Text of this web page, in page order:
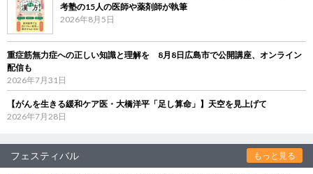
考塾の15人の医師や薬剤師が執筆
2026年8月5日
重症筋無力症への正しい知識と理解を 8月8日広島市で公開講座、オンライン
配信も
2026年7月31日
【がんを生きる緩和ケア医・大橋洋平「足し算命」】天空を見上げて
2026年7月28日
フェスティバル もっと見る